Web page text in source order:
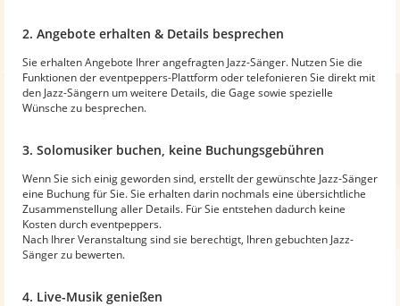
2. Angebote erhalten & Details besprechen
Sie erhalten Angebote Ihrer angefragten Jazz-Sänger. Nutzen Sie die
Funktionen der eventpeppers-Plattform oder telefonieren Sie direkt mit
den Jazz-Sängern um weitere Details, die Gage sowie spezielle
Wünsche zu besprechen.
3. Solomusiker buchen, keine Buchungsgebühren
Wenn Sie sich einig geworden sind, erstellt der gewünschte Jazz-Sänger
eine Buchung für Sie. Sie erhalten darin nochmals eine übersichtliche
Zusammenstellung aller Details. Für Sie entstehen dadurch keine
Kosten durch eventpeppers.
Nach Ihrer Veranstaltung sind sie berechtigt, Ihren gebuchten Jazz-
Sänger zu bewerten.
4. Live-Musik genießen